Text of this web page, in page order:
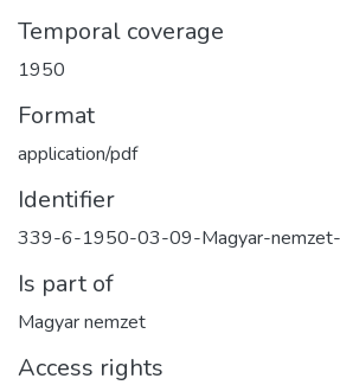
Temporal coverage
1950
Format
application/pdf
Identifier
339-6-1950-03-09-Magyar-
Is part of
Magyar nemzet
Access rights